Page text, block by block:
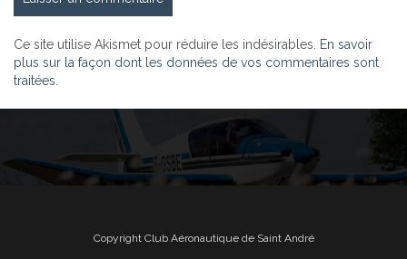
Ce site utilise Akismet pour réduire les indésirables. En savoir
plus sur la façon dont les données de vos commentaires sont
traitées
Copyright Club Aéronautique de Saint André